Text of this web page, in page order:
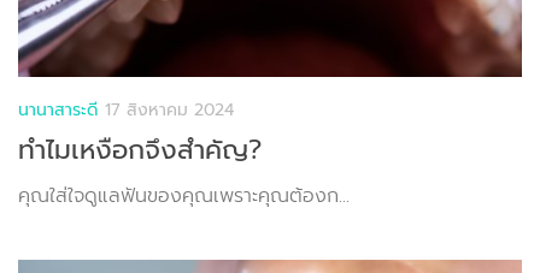
นานาสาระดี 17 สิงหาคม 2024
ทำไมเหงือกจึงสำคัญ?
คุณใส่ใจดูแลฟันของคุณเพราะคุณต้องก...